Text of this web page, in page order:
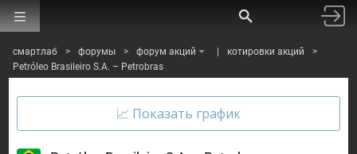
смартлаб > форумы > форум акций котировки акций
>
Petróleo Brasileiro S.A. – Petrobras